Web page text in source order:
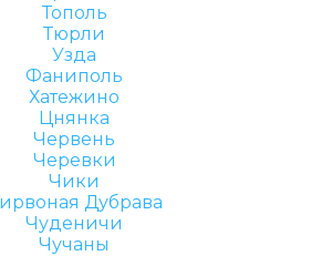
Тополь
Тюрли
Узда
Фаниполь
Хатежино
Цнянка
Червень
Черевки
Чики
Дубрава
Чуденичи
Чучаны